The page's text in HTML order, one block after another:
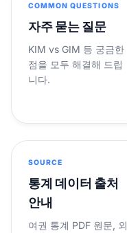
COMMON QUESTIONS
자주 묻는 질문
KIM vs GIM 등 궁금한
점을 모두 해결해 드립
니다.
SOURCE
통계 데이터 출처
안내
여권 통계 PDF 원문, 외